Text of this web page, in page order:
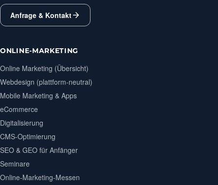
Anfrage & Kontakt
ONLINE-MARKETING
Online Marketing (Übersicht)
Webdesign (plattform-neutral)
Mobile Marketing & Apps
eCommerce
Digitalisierung
CMS-Optimierung
SEO & GEO für Anfänger
Seminare
Online-Marketing-Messen